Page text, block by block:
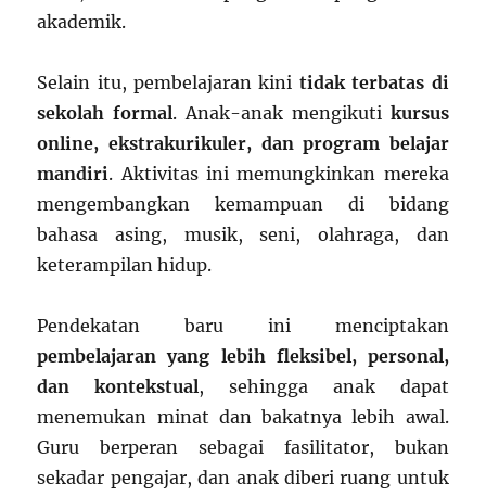
akademik.
Selain itu, pembelajaran kini tidak terbatas di
sekolah formal. Anak-anak mengikuti kursus
online, ekstrakurikuler, dan program belajar
mandiri. Aktivitas ini memungkinkan mereka
mengembangkan kemampuan di bidang
bahasa asing, musik, seni, olahraga, dan
keterampilan hidup.
Pendekatan baru ini menciptakan
pembelajaran yang lebih fleksibel, personal,
dan kontekstual, sehingga anak dapat
menemukan minat dan bakatnya lebih awal.
Guru berperan sebagai fasilitator, bukan
sekadar pengajar, dan anak diberi ruang untuk